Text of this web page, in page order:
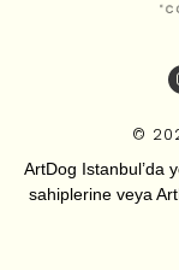
©
ArtDog Istanbul’da
sahiplerine veya